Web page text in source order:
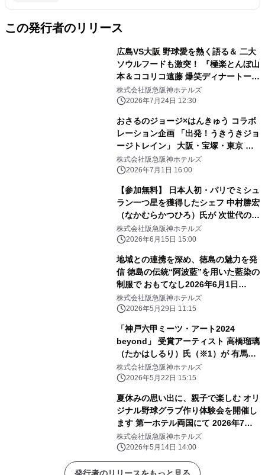
この発行者のリリース
広島VS大阪 野球愛を熱く語る＆ 二大
ソウルフードも激突！ 『極楽とんぼ山
本＆ココリコ遠藤 爆笑ディナートーク
ショー』開催 開催日：2026年9月22日
（火・祝）／ 7月25日（土）チケット
株式会社阪急阪神ホテルズ
2026年7月24日 12:30
おさるのジョージ×はんきゅう コラボ
レーション企画 「出発！うきうきジョ
ージトレイン」 大阪・宝塚・東京 新
橋のホテルで 「おさるのジョージ×阪
急電車」コラボフードを 販売します
株式会社阪急阪神ホテルズ
2026年7月1日 16:00
【参加無料】 日本人初・パリでミシュ
ラン一つ星を獲得したシェフ 中村勝宏
（なかむらかつひろ）氏が 次世代の料
理人へ伝える開業25周年記念講演会
「食品ロス削減 私たちの責務」を開催
株式会社阪急阪神ホテルズ
2026年6月15日 15:00
地域との連携を深め、徳島の魅力を発
信 徳島の伝統“阿波藍”を用いた藍染の
制服で おもてなし2026年6月1日
（月）から 夏季限定で着用開始
株式会社阪急阪神ホテルズ
2026年5月29日 11:15
「神戸六甲ミーツ・アート2024
beyond」 受賞アーティスト 高橋瑠璃
（たかはしるり）氏（※1）が 有馬温
泉の石で五右衛門風呂釜に石彫刻！
“浸かれる現代アート”が 「有馬温泉
株式会社阪急阪神ホテルズ
2026年5月22日 15:15
夏休みの思い出に、親子で楽しむ オリ
ジナル野球グラブ作り体験会を開催し
ます 第一ホテル両国にて 2026年7月
29日（水）
株式会社阪急阪神ホテルズ
2026年5月14日 14:00
発行者のリリースをもっと見る